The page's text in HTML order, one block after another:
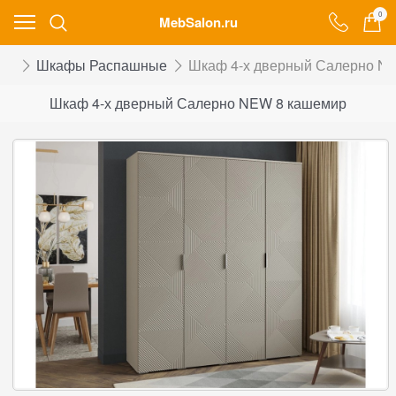
MebSalon.ru 0
Шкафы Распашные
Шкаф 4-х дверный Салерно
Шкаф 4-х дверный Салерно NEW 8 кашемир